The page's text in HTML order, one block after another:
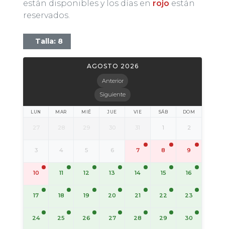
están disponibles y los días en rojo están
reservados.
Talla: 8
Anterior
AGOSTO 2026
Siguiente
LUN MAR MIÉ JUE VIE SÁB DOM
27 28 29 30 31 1 2
3 4 5 6 7 8 9
10 11 12 13 14 15 16
17 18 19 20 21 22 23
24 25 26 27 28 29 30